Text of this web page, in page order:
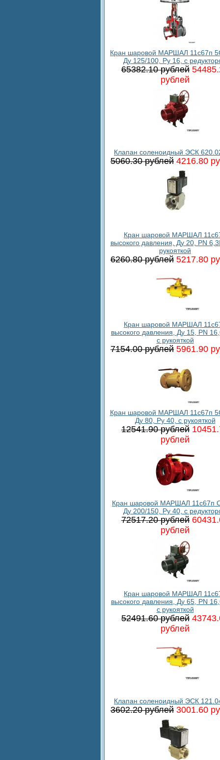
Кран шаровой МАРШАЛ 11с67п
Ду 125/100, Ру 16, с
65382.10 рублей
рублей
Клапан соленоидный ЭСК
5060.30 рублей 4216.80
Кран шаровой МАРШАЛ
высокого давления, Ду 20, PN
рукояткой
6260.80 рублей 5217.80
Кран шаровой МАРШАЛ
высокого давления, Ду 15, PN
с рукояткой
7154.00 рублей 5961.90
Кран шаровой МАРШАЛ 11с67п
Ду 80, Ру 40, с рукояткой
12541.90 рублей
рублей
Кран шаровой МАРШАЛ 11с67п
Ду 200/150, Ру 40, с
72517.20 рублей
рублей
Кран шаровой МАРШАЛ
высокого давления, Ду 65, PN
с рукояткой
52491.60 рублей
рублей
Клапан соленоидный ЭСК
3602.20 рублей 3001.60